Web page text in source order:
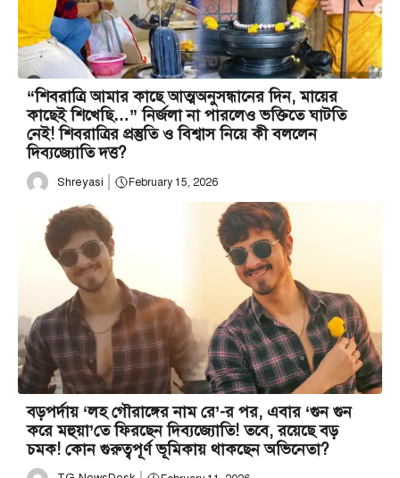
“শিবরাত্রি আমার কাছে আত্মঅনুসন্ধানের দিন, মায়ের
কাছেই শিখেছি…” নির্জলা না পারলেও ভক্তিতে ঘাটতি
নেই! শিবরাত্রির প্রস্তুতি ও বিশ্বাস নিয়ে কী বললেন
দিব্যজ্যোতি দত্ত?
Shreyasi February 15, 2026
বড়পর্দায় ‘লহ গৌরাঙ্গের নাম রে’-র পর, এবার ‘গুন গুন
করে মহুয়া’তে ফিরছেন দিব্যজ্যোতি! তবে, রয়েছে বড়
চমক! কোন গুরুত্বপূর্ণ ভূমিকায় থাকছেন অভিনেতা?